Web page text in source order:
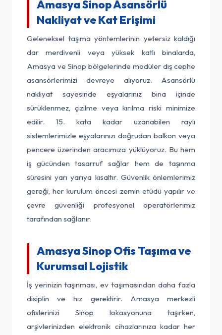
Amasya Sinop Asansörlü
Nakliyat ve Kat Erişimi
Geleneksel taşıma yöntemlerinin yetersiz kaldığı
dar merdivenli veya yüksek katlı binalarda,
Amasya ve Sinop bölgelerinde modüler dış cephe
asansörlerimizi devreye alıyoruz. Asansörlü
nakliyat sayesinde eşyalarınız bina içinde
sürüklenmez, çizilme veya kırılma riski minimize
edilir. 15. kata kadar uzanabilen raylı
sistemlerimizle eşyalarınızı doğrudan balkon veya
pencere üzerinden aracımıza yüklüyoruz. Bu hem
iş gücünden tasarruf sağlar hem de taşınma
süresini yarı yarıya kısaltır. Güvenlik önlemlerimiz
gereği, her kurulum öncesi zemin etüdü yapılır ve
çevre güvenliği profesyonel operatörlerimiz
tarafından sağlanır.
Amasya Sinop Ofis Taşıma ve
Kurumsal Lojistik
İş yerinizin taşınması, ev taşımasından daha fazla
disiplin ve hız gerektirir. Amasya merkezli
ofislerinizi Sinop lokasyonuna taşırken,
arşivlerinizden elektronik cihazlarınıza kadar her